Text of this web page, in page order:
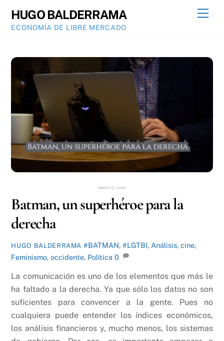
content
HUGO BALDERRAMA
ECONOMÍA DE LIBRE MERCADO
enero 17, 2021
Batman, un superhéroe para la
derecha
HUGO BALDERRAMA #BATMAN,#LGTBI, Análisis,cine,
Feminismo,occidente, Política 0
La comunicación es uno de los elementos que más le
ha faltado a la derecha. Ya que sólo los datos no son
suficientes para convencer a la gente. Pues no
cualquiera puede entender los índices económicos,
los análisis financieros y, mucho menos, los sistemas